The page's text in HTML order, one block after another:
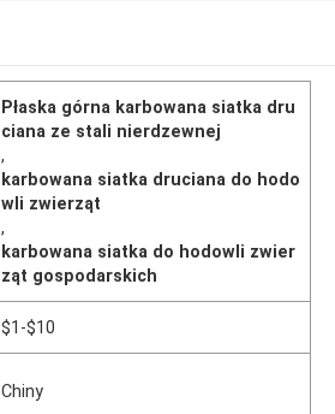
Płaska górna karbowana siatka dru
ciana ze stali nierdzewnej
,
karbowana siatka druciana do hodo
wli zwierząt
,
karbowana siatka do hodowli zwier
ząt gospodarskich
$1-$10
Chiny